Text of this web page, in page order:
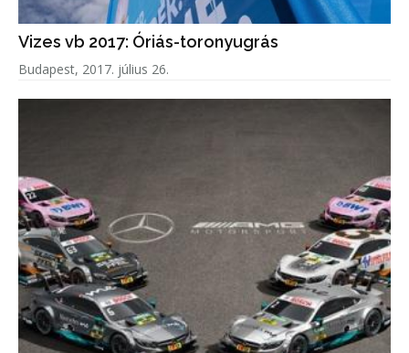
Vizes vb 2017: Óriás-toronyugrás
Budapest, 2017. július 26.